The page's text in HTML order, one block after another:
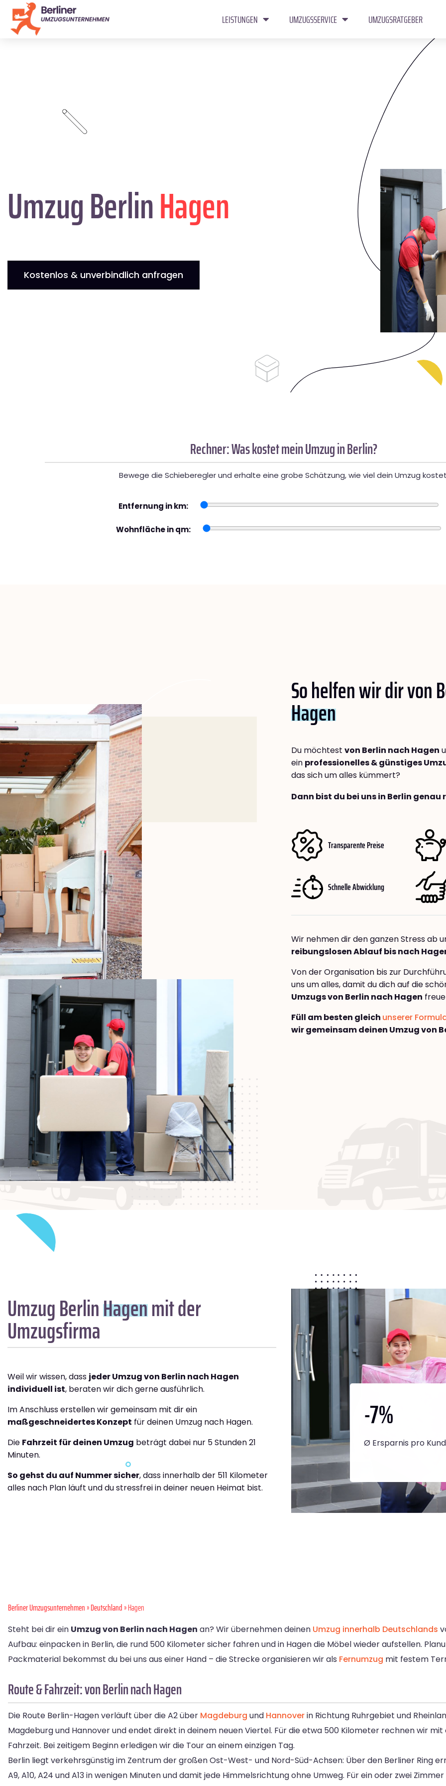
LEISTUNGEN UMZUGSSERVICE UMZUGSRATGEBER
Umzug BerlinHagen
Kostenlos & unverbindlich anfragen
Rechner: Was kostet mein Umzug in Berlin?
Bewege die Schieberegler und erhalte eine grobe Schätzung, wie viel dein Umzug
Entfernung in km:
Wohnfläche in qm:
So helfen wir dir von
Hagen
Du möchtest von Berlin nach Hagen
ein professionelles & günstiges
das sich um alles kümmert?
Dann bist du bei uns in Berlin
Transparente Preise
Schnelle Abwicklung
Wir nehmen dir den ganzen Stress ab
reibungslosen Ablauf bis nach
Von der Organisation bis zur
uns um alles, damit du dich auf die
Umzugs von Berlin nach Hagen
Füll am besten gleich unserer
wir gemeinsam deinen Umzug von
Umzug BerlinHagenmit der
Umzugsfirma
Weil wir wissen, dass jeder Umzug von Berlin nach Hagen
individuell ist, beraten wir dich gerne ausführlich.
Im Anschluss erstellen wir gemeinsam mit dir ein
maßgeschneidertes Konzept für deinen Umzug nach Hagen.
Die Fahrzeit für deinen Umzug beträgt dabei nur 5 Stunden 21
Minuten.
So gehst du auf Nummer sicher, dass innerhalb der 511 Kilometer
alles nach Plan läuft und du stressfrei in deiner neuen Heimat bist.
-7%
Ø Ersparnis pro
Berliner Umzugsunternehmen»Deutschland» Hagen
Steht bei dir ein Umzug von Berlin nach Hagen an? Wir übernehmen deinen Umzug innerhalb Deutschlands
Aufbau: einpacken in Berlin, die rund 500 Kilometer sicher fahren und in Hagen die Möbel wieder aufstellen.
Packmaterial bekommst du bei uns aus einer Hand – die Strecke organisieren wir als Fernumzug mit festem
Route & Fahrzeit: von Berlin nach Hagen
Die Route Berlin-Hagen verläuft über die A2 über Magdeburg und Hannoverin Richtung Ruhrgebiet und
Magdeburg und Hannover und endet direkt in deinem neuen Viertel. Für die etwa 500 Kilometer rechnen wir
Fahrzeit. Bei zeitigem Beginn erledigen wir die Tour an einem einzigen Tag.
Berlin liegt verkehrsgünstig im Zentrum der großen Ost-West- und Nord-Süd-Achsen: Über den Berliner Ring
A9, A10, A24 und A13 in wenigen Minuten und damit jede Himmelsrichtung ohne Umweg. Für ein oder zwei